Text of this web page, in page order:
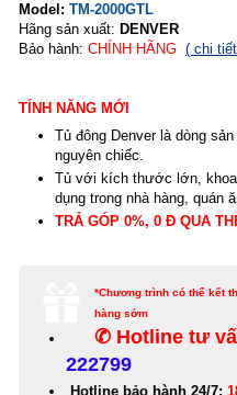
Model: TM-2000GTL
Hãng sản xuất: DENVER
Bảo hành: CHÍNH HÃNG ( chi
TÍNH NĂNG MỚI
Tủ đông Denver là dòng
nguyên chiếc.
Tủ với kích thước lớn,
dụng trong nhà hàng, quán
TRẢ GÓP 0%, 0 Đ QUA
*Chương trình có thể kết
hàng sớm
✆ Hotline tư
222799
Hotline bảo hành 24/7: